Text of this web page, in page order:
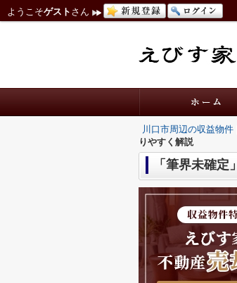
ようこそゲスト さん
川口市周辺の収益物
りやすく解説
「筆界未確